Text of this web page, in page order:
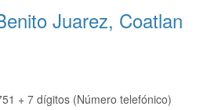
Juarez, Coatlan
+ 7 dígitos (Número telefónico)